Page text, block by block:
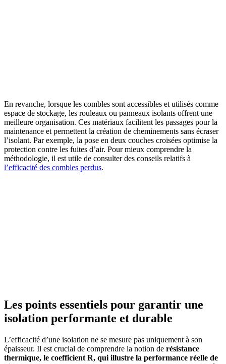
En revanche, lorsque les combles sont accessibles et utilisés comme
espace de stockage, les rouleaux ou panneaux isolants offrent une
meilleure organisation. Ces matériaux facilitent les passages pour la
maintenance et permettent la création de cheminements sans écraser
l’isolant. Par exemple, la pose en deux couches croisées optimise la
protection contre les fuites d’air. Pour mieux comprendre la
méthodologie, il est utile de consulter des conseils relatifs à
l’efficacité des combles perdus.
Les points essentiels pour garantir une
isolation performante et durable
L’efficacité d’une isolation ne se mesure pas uniquement à son
épaisseur. Il est crucial de comprendre la notion de résistance
thermique, le coefficient R, qui illustre la performance réelle de